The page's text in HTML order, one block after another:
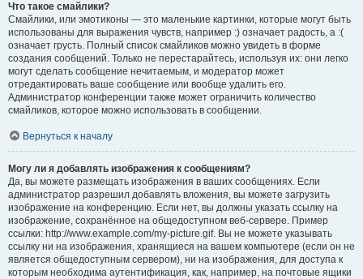
Что такое смайлики?
Смайлики, или эмотиконы — это маленькие картинки, которые могут быть
использованы для выражения чувств, например :) означает радость, а :(
означает грусть. Полный список смайликов можно увидеть в форме
создания сообщений. Только не перестарайтесь, используя их: они легко
могут сделать сообщение нечитаемым, и модератор может
отредактировать ваше сообщение или вообще удалить его.
Администратор конференции также может ограничить количество
смайликов, которое можно использовать в сообщении.
Вернуться к началу
Могу ли я добавлять изображения к сообщениям?
Да, вы можете размещать изображения в ваших сообщениях. Если
администратор разрешил добавлять вложения, вы можете загрузить
изображение на конференцию. Если нет, вы должны указать ссылку на
изображение, сохранённое на общедоступном веб-сервере. Пример
ссылки: http://www.example.com/my-picture.gif. Вы не можете указывать
ссылку ни на изображения, хранящиеся на вашем компьютере (если он не
является общедоступным сервером), ни на изображения, для доступа к
которым необходима аутентификация, как, например, на почтовые ящики